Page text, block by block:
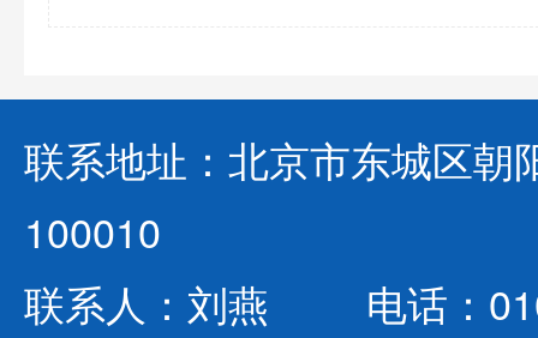
联系地址：北京市东城区
100010
联系人：刘燕 电话：